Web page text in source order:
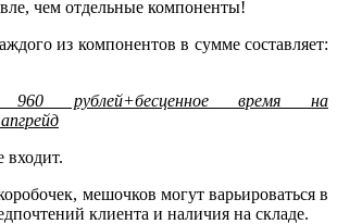
чем отдельные компоненты!
из компонентов в сумме составляет:
рублей+бесценное время на
входит.
мешочков могут варьироваться в
клиента и наличия на складе.